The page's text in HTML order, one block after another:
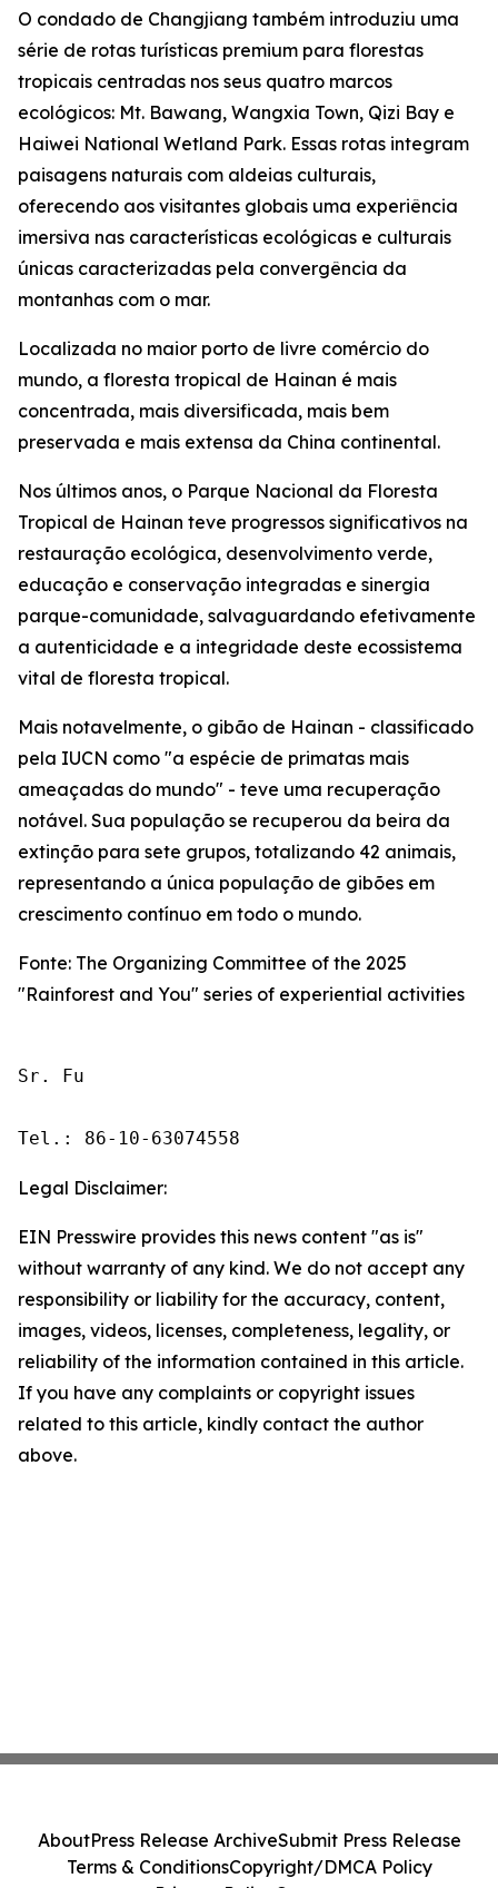
O condado de Changjiang também introduziu uma
série de rotas turísticas premium para florestas
tropicais centradas nos seus quatro marcos
ecológicos: Mt. Bawang, Wangxia Town, Qizi Bay e
Haiwei National Wetland Park. Essas rotas integram
paisagens naturais com aldeias culturais,
oferecendo aos visitantes globais uma experiência
imersiva nas características ecológicas e culturais
únicas caracterizadas pela convergência da
montanhas com o mar.
Localizada no maior porto de livre comércio do
mundo, a floresta tropical de Hainan é mais
concentrada, mais diversificada, mais bem
preservada e mais extensa da China continental.
Nos últimos anos, o Parque Nacional da Floresta
Tropical de Hainan teve progressos significativos na
restauração ecológica, desenvolvimento verde,
educação e conservação integradas e sinergia
parque-comunidade, salvaguardando efetivamente
a autenticidade e a integridade deste ecossistema
vital de floresta tropical.
Mais notavelmente, o gibão de Hainan - classificado
pela IUCN como "a espécie de primatas mais
ameaçadas do mundo" - teve uma recuperação
notável. Sua população se recuperou da beira da
extinção para sete grupos, totalizando 42 animais,
representando a única população de gibões em
crescimento contínuo em todo o mundo.
Fonte: The Organizing Committee of the 2025
"Rainforest and You" series of experiential activities
Sr. Fu
Tel.: 86-10-63074558
Legal Disclaimer:
EIN Presswire provides this news content "as is"
without warranty of any kind. We do not accept any
responsibility or liability for the accuracy, content,
images, videos, licenses, completeness, legality, or
reliability of the information contained in this article.
If you have any complaints or copyright issues
related to this article, kindly contact the author
above.
AboutPress Release ArchiveSubmit Press Release
Terms & ConditionsCopyright/DMCA Policy